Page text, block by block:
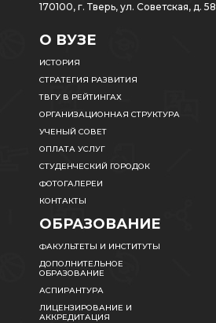
170100, г. Тверь, ул. Советская, д. 58
О ВУЗЕ
ИСТОРИЯ
СТРАТЕГИЯ РАЗВИТИЯ
ТВГУ В РЕЙТИНГАХ
ОРГАНИЗАЦИОННАЯ СТРУКТУРА
УЧЕНЫЙ СОВЕТ
ОПЛАТА УСЛУГ
СТУДЕНЧЕСКИЙ ГОРОДОК
ФОТОГАЛЕРЕИ
КОНТАКТЫ
ОБРАЗОВАНИЕ
ФАКУЛЬТЕТЫ И ИНСТИТУТЫ
ДОПОЛНИТЕЛЬНОЕ
ОБРАЗОВАНИЕ
АСПИРАНТУРА
ЛИЦЕНЗИРОВАНИЕ И
АККРЕДИТАЦИЯ